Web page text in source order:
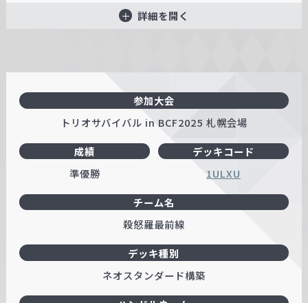
詳細を開く
参加大会
トリオサバイバル in BCF2025 札幌会場
成績
準優勝
デッキコード
1ULXU
チーム名
殺怒羅最前線
デッキ種別
ネオスタンダード構築